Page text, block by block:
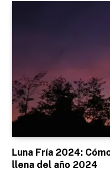
Luna Fría 2024:
llena del año 2024